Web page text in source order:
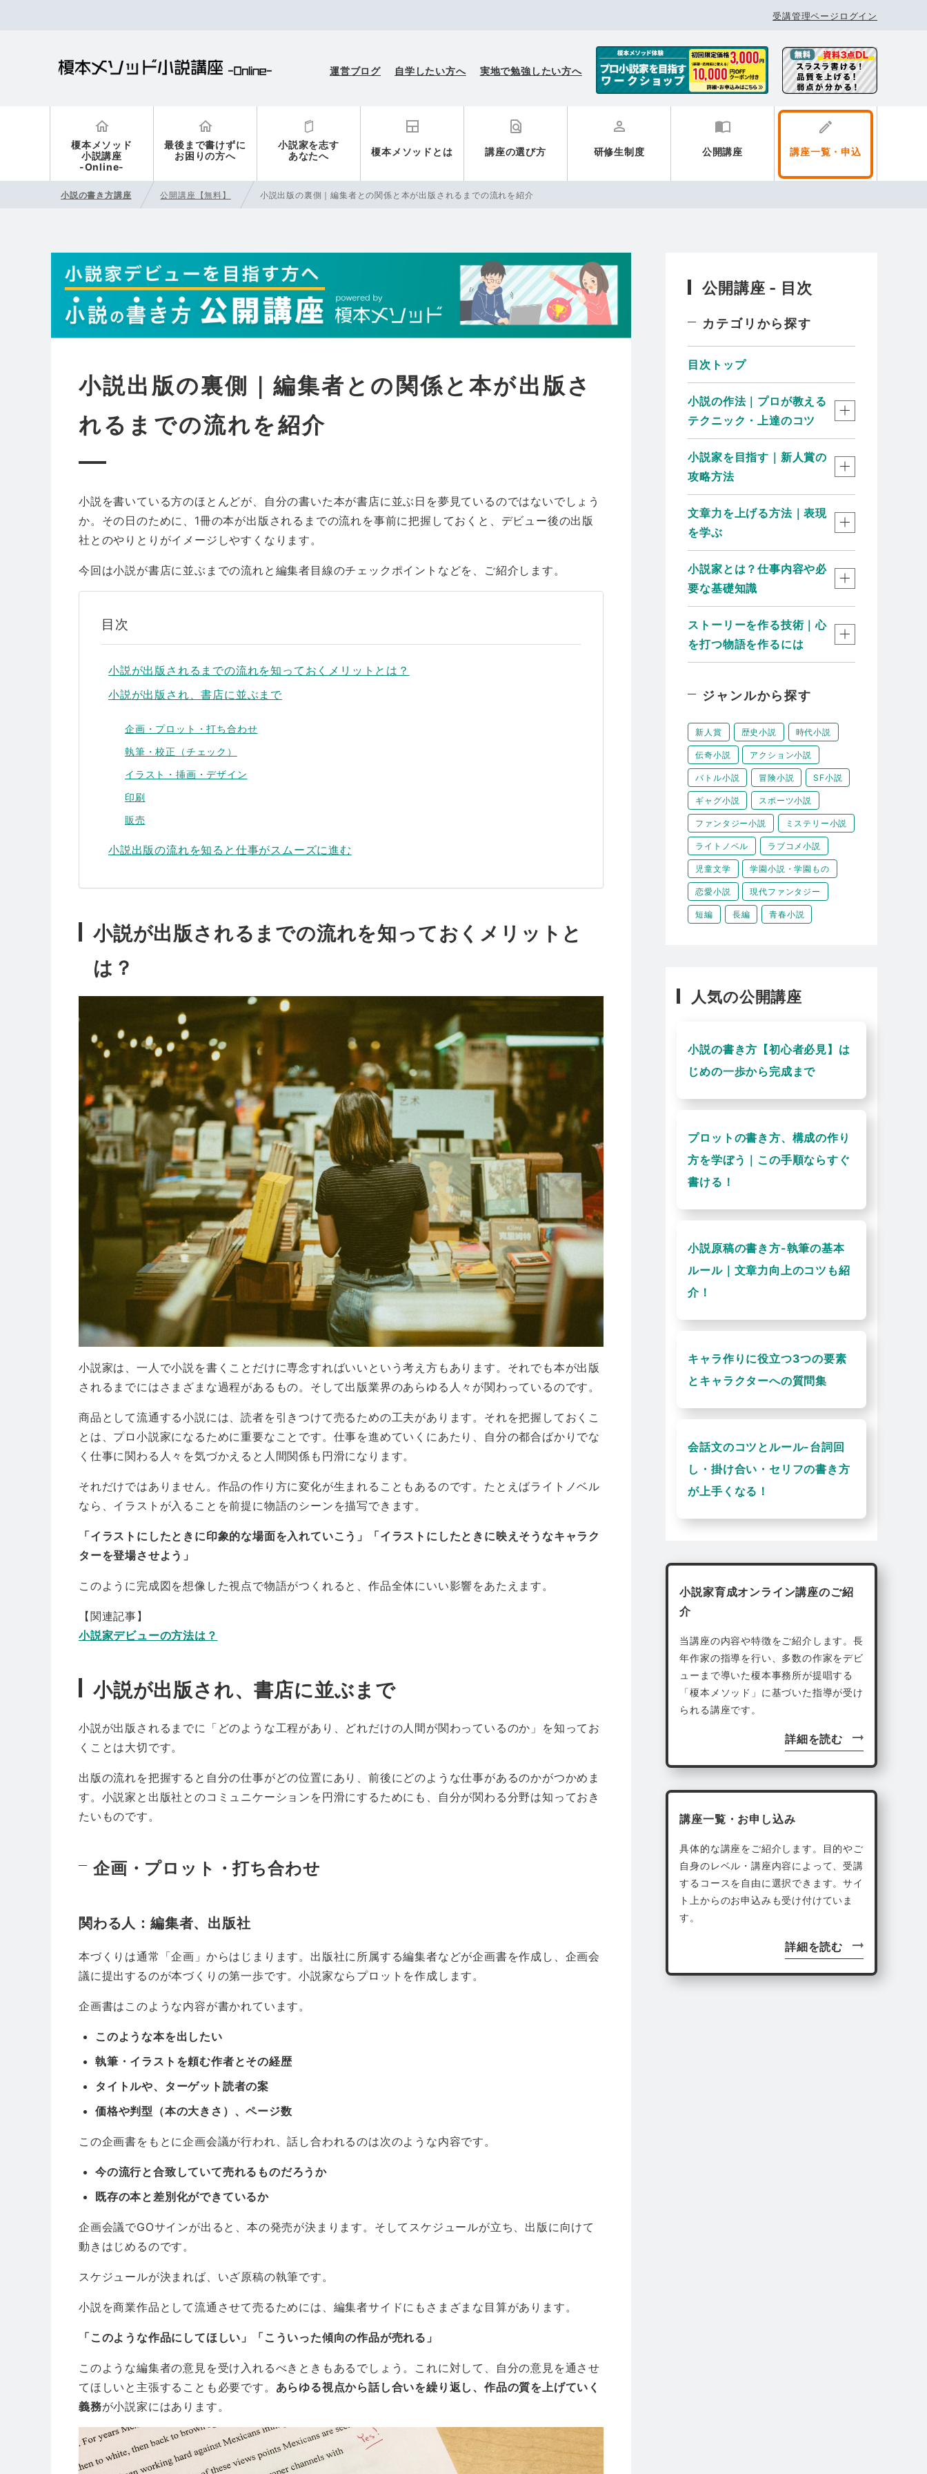
受講管理ページログイン
榎本メソッド小説講座
運営ブログ 自学したい方へ 実地で勉強したい方へ
榎本メソッド
小説講座
-Online-
最後まで書けずに
お困りの方へ
小説家を志す
あなたへ
榎本メソッドとは 講座の選び方 研修生制度 公開講座 講座一覧・申込
小説の書き方講座 公開講座【無料】 小説出版の裏側｜編集者との関係と本が出版されるまでの流れを紹介
小説出版の裏側｜編集者との関係と本が出版さ
れるまでの流れを紹介
小説を書いている方のほとんどが、自分の書いた本が書店に並ぶ日を夢見ているのではないでしょう
か。その日のために、1冊の本が出版されるまでの流れを事前に把握しておくと、デビュー後の出版
社とのやりとりがイメージしやすくなります。
今回は小説が書店に並ぶまでの流れと編集者目線のチェックポイントなどを、ご紹介します。
目次
小説が出版されるまでの流れを知っておくメリットとは？
小説が出版され、書店に並ぶまで
企画・プロット・打ち合わせ
執筆・校正（チェック）
イラスト・挿画・デザイン
印刷
販売
小説出版の流れを知ると仕事がスムーズに進む
小説が出版されるまでの流れを知っておくメリットと
は？
小説家は、一人で小説を書くことだけに専念すればいいという考え方もあります。それでも本が出版
されるまでにはさまざまな過程があるもの。そして出版業界のあらゆる人々が関わっているのです。
商品として流通する小説には、読者を引きつけて売るための工夫があります。それを把握しておくこ
とは、プロ小説家になるために重要なことです。仕事を進めていくにあたり、自分の都合ばかりでな
く仕事に関わる人々を気づかえると人間関係も円滑になります。
それだけではありません。作品の作り方に変化が生まれることもあるのです。たとえばライトノベル
なら、イラストが入ることを前提に物語のシーンを描写できます。
「イラストにしたときに印象的な場面を入れていこう」「イラストにしたときに映えそうなキャラク
ターを登場させよう」
このように完成図を想像した視点で物語がつくれると、作品全体にいい影響をあたえます。
【関連記事】
小説家デビューの方法は？
小説が出版され、書店に並ぶまで
小説が出版されるまでに「どのような工程があり、どれだけの人間が関わっているのか」を知ってお
くことは大切です。
出版の流れを把握すると自分の仕事がどの位置にあり、前後にどのような仕事があるのかがつかめま
す。小説家と出版社とのコミュニケーションを円滑にするためにも、自分が関わる分野は知っておき
たいものです。
企画・プロット・打ち合わせ
関わる人：編集者、出版社
本づくりは通常「企画」からはじまります。出版社に所属する編集者などが企画書を作成し、企画会
議に提出するのが本づくりの第一歩です。小説家ならプロットを作成します。
企画書はこのような内容が書かれています。
このような本を出したい
執筆・イラストを頼む作者とその経歴
タイトルや、ターゲット読者の案
価格や判型（本の大きさ）、ページ数
この企画書をもとに企画会議が行われ、話し合われるのは次のような内容です。
今の流行と合致していて売れるものだろうか
既存の本と差別化ができているか
企画会議でGOサインが出ると、本の発売が決まります。そしてスケジュールが立ち、出版に向けて
動きはじめるのです。
スケジュールが決まれば、いざ原稿の執筆です。
小説を商業作品として流通させて売るためには、編集者サイドにもさまざまな目算があります。
「このような作品にしてほしい」「こういった傾向の作品が売れる」
このような編集者の意見を受け入れるべきときもあるでしょう。これに対して、自分の意見を通させ
てほしいと主張することも必要です。 あらゆる視点から話し合いを繰り返し、作品の質を上げていく
義務が小説家にはあります。
公開講座 - 目次
カテゴリから探す
目次トップ
小説の作法｜プロが教える
テクニック・上達のコツ
小説家を目指す｜新人賞の
攻略方法
文章力を上げる方法｜表現
を学ぶ
小説家とは？仕事内容や必
要な基礎知識
ストーリーを作る技術｜心
を打つ物語を作るには
ジャンルから探す
新人賞 歴史小説 時代小説
伝奇小説 アクション小説
バトル小説 冒険小説 SF小説
ギャグ小説 スポーツ小説
ファンタジー小説 ミステリー小説
ライトノベル ラブコメ小説
児童文学 学園小説・学園もの
恋愛小説 現代ファンタジー
短編 長編 青春小説
人気の公開講座
小説の書き方【初心者必見】は
じめの一歩から完成まで
プロットの書き方、構成の作り
方を学ぼう｜この手順ならすぐ
書ける！
小説原稿の書き方-執筆の基本
ルール｜文章力向上のコツも紹
介！
キャラ作りに役立つ3つの要素
とキャラクターへの質問集
会話文のコツとルール-台詞回
し・掛け合い・セリフの書き方
が上手くなる！
小説家育成オンライン講座のご紹
介
当講座の内容や特徴をご紹介します。長
年作家の指導を行い、多数の作家をデビ
ューまで導いた榎本事務所が提唱する
「榎本メソッド」に基づいた指導が受け
られる講座です。
詳細を読む
講座一覧・お申し込み
具体的な講座をご紹介します。目的やご
自身のレベル・講座内容によって、受講
するコースを自由に選択できます。サイ
ト上からのお申込みも受け付けていま
す。
詳細を読む